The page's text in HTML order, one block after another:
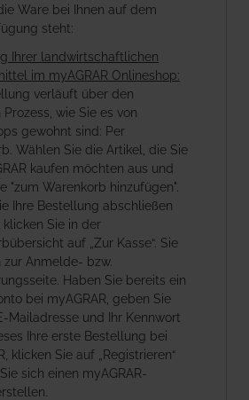
Ware bei Ihnen auf dem
steht:
Ihrer landwirtschaftlichen
im myAGRAR Onlineshop:
verläuft über den
wie Sie es von
gewohnt sind: Per
Wählen Sie die Artikel, die Sie
kaufen möchten aus und
"zum Warenkorb hinzufügen".
Ihre Bestellung abschließen
klicken Sie in der
auf „Zur Kasse“. Sie
zur Anmelde- bzw.
Haben Sie bereits ein
bei myAGRAR, geben Sie
Mailadresse und Ihr Kennwort
Ihre erste Bestellung bei
klicken Sie auf „Registrieren“
sich einen myAGRAR-